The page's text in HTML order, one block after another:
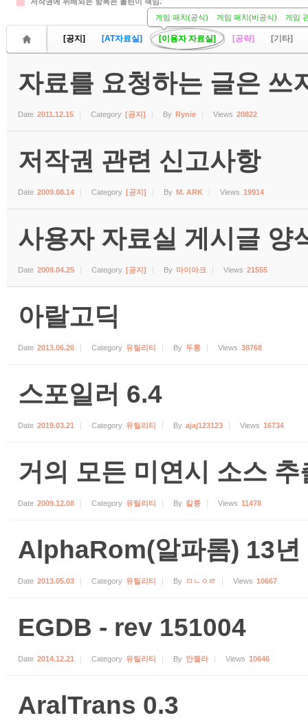
[공지] [AT자료실] [이용자 자료실]
게임 패치(공식) 게임 패치(비공식) 게임
[공략] [기타]
자료를 요청하는 글은 쓰
Date 2011.12.15 Category [공지] By Rynie Views 20822
저작권 관련 신고사항
Date 2009.08.14 Category [공지] By M. ARK Views 19914
사용자 자료실 게시글 양
Date 2009.04.25 Category [공지] By 마이아크 Views 21555
아랄고딕
Date 2013.06.26 Category 유틸리티 By 두통 Views 38768
스포일러 6.4
Date 2019.03.21 Category 유틸리티 By ajaj123123 Views 16734
거의 모든 미연시 소스
Date 2009.12.08 Category 유틸리티 By 칼룽 Views 11478
AlphaRom(알파롬) 13년
Date 2013.05.03 Category 유틸리티 By ㅁㄴㅇㄹ Views 10667
EGDB - rev 151004
Date 2014.12.21 Category 유틸리티 By 안젤라 Views 10646
AralTrans 0.3